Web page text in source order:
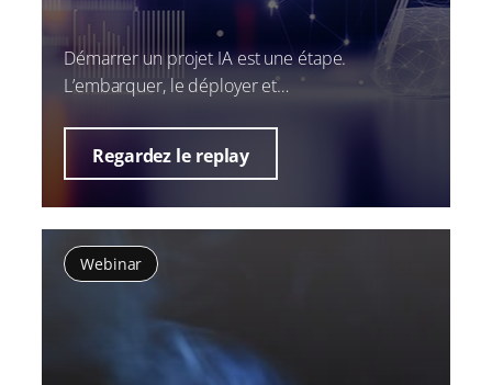
Démarrer un projet IA est une étape.
L’embarquer, le déployer et…
Regardez le replay
Webinar